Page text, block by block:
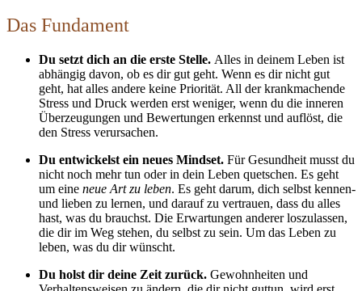
Das Fundament
Du setzt dich an die erste Stelle. Alles in deinem Leben ist
abhängig davon, ob es dir gut geht. Wenn es dir nicht gut
geht, hat alles andere keine Priorität. All der krankmachende
Stress und Druck werden erst weniger, wenn du die inneren
Überzeugungen und Bewertungen erkennst und auflöst, die
den Stress verursachen.
Du entwickelst ein neues Mindset. Für Gesundheit musst du
nicht noch mehr tun oder in dein Leben quetschen. Es geht
um eine neue Art zu leben. Es geht darum, dich selbst kennen-
und lieben zu lernen, und darauf zu vertrauen, dass du alles
hast, was du brauchst. Die Erwartungen anderer loszulassen,
die dir im Weg stehen, du selbst zu sein. Um das Leben zu
leben, was du dir wünscht.
Du holst dir deine Zeit zurück. Gewohnheiten und